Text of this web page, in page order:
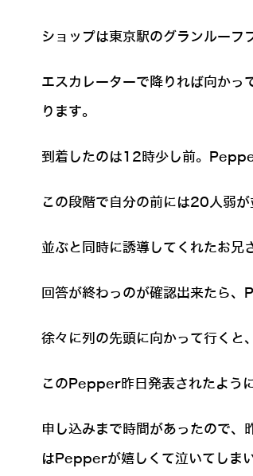
ショップは東京駅のグランルーフ
エスカレーターで降りれば向かっ
ります。
到着したのは12時少し前。
この段階で自分の前には20人弱が
並ぶと同時に誘導してくれたお兄
回答が終わっのが確認出来たら
徐々に列の先頭に向かって行くと
このPepper昨日発表されたよう
申し込みまで時間があったので、
はPepperが嬉しくて泣いてしま